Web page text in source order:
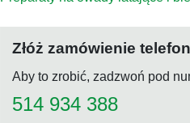
Złóż zamówienie
Aby to zrobić, zadzwoń pod
514 934 388